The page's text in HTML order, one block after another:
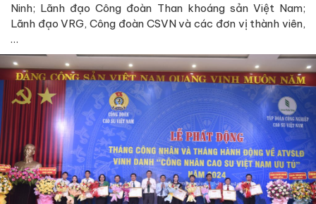
Ninh; Lãnh đạo Công đoàn Than khoáng sản Việt Nam;
Lãnh đạo VRG, Công đoàn CSVN và các đơn vị thành viên,
…